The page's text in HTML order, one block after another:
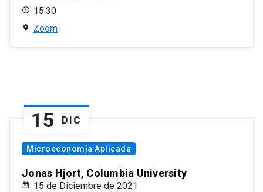
15:30
Zoom
15 DIC
Microeconomía Aplicada
Jonas Hjort, Columbia University
15 de Diciembre de 2021